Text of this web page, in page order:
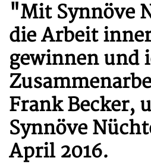
"Mit Synnöve
die Arbeit
gewinnen und
Frank Becker,
Synnöve
April 2016.